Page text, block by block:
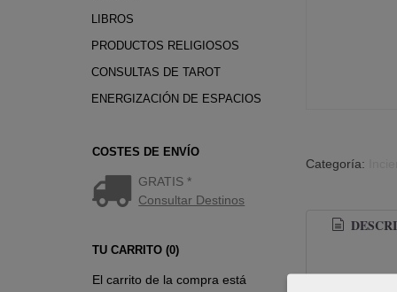
LIBROS
PRODUCTOS RELIGIOSOS
CONSULTAS DE TAROT
ENERGIZACIÓN DE ESPACIOS
COSTES DE ENVÍO
GRATIS *
Consultar Destinos
TU CARRITO (0)
El carrito de la compra está
Categoría: